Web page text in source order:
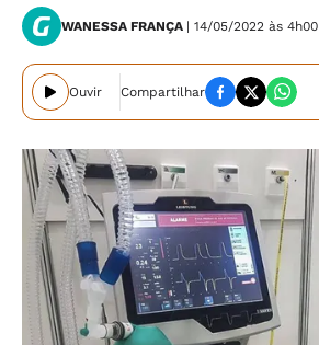
WANESSA FRANÇA | 14/05/2022 às 4h00
Ouvir Compartilhar